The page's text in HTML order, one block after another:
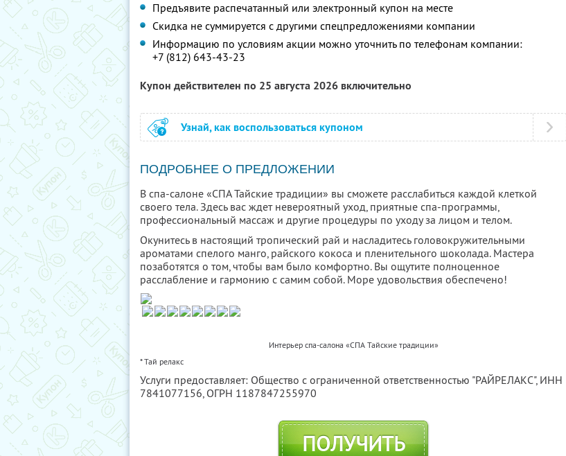
Предъявите распечатанный или электронный купон на месте
Скидка не суммируется с другими спецпредложениями компании
Информацию по условиям акции можно уточнить по телефонам компании:
+7 (812) 643-43-23
Купон действителен по 25 августа 2026 включительно
Узнай, как воспользоваться купоном
ПОДРОБНЕЕ О ПРЕДЛОЖЕНИИ
В спа-салоне «СПА Тайские традиции» вы сможете расслабиться каждой клеткой
своего тела. Здесь вас ждет невероятный уход, приятные спа-программы,
профессиональный массаж и другие процедуры по уходу за лицом и телом.
Окунитесь в настоящий тропический рай и насладитесь головокружительными
ароматами спелого манго, райского кокоса и пленительного шоколада. Мастера
позаботятся о том, чтобы вам было комфортно. Вы ощутите полноценное
расслабление и гармонию с самим собой. Море удовольствия обеспечено!
Интерьер спа-салона «СПА Тайские традиции»
* Тай релакс
Услуги предоставляет: Общество с ограниченной ответственностью "РАЙРЕЛАКС", ИНН
7841077156, ОГРН 1187847255970
ПОЛУЧИТЬ